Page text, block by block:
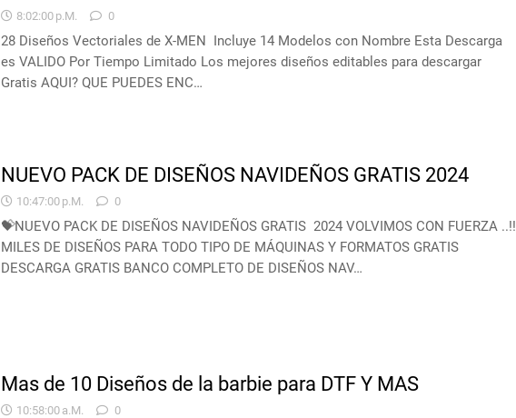
8:02:00 P.m. 0
28 Diseños Vectoriales de X-MEN Incluye 14 Modelos con Nombre Esta Descarga
es VALIDO Por Tiempo Limitado Los mejores diseños editables para descargar
Gratis AQUI? QUE PUEDES ENC…
NUEVO PACK DE DISEÑOS NAVIDEÑOS GRATIS 2024
10:47:00 P.m. 0
💝NUEVO PACK DE DISEÑOS NAVIDEÑOS GRATIS 2024 VOLVIMOS CON FUERZA ..!!
MILES DE DISEÑOS PARA TODO TIPO DE MÁQUINAS Y FORMATOS GRATIS
DESCARGA GRATIS BANCO COMPLETO DE DISEÑOS NAV…
Mas de 10 Diseños de la barbie para DTF Y MAS
10:58:00 A.m. 0